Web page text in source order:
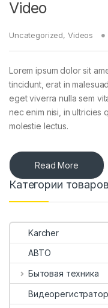
Video
Uncategorized, Videos
Lorem ipsum dolor sit
tincidunt, erat in
eget viverra nulla sem
nec enim nisi, in ultricies
molestie lectus.
Read More
Категории товаров
Karcher
АВТО
Бытовая техника